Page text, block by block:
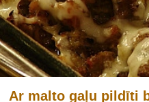
Ar malto gaļu pildīti